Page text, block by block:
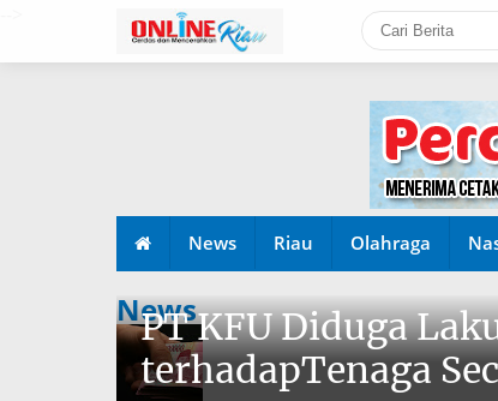
News Riau Olahraga
News
PT KFU Diduga
terhadapTenaga